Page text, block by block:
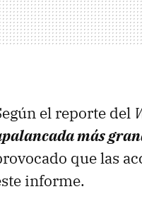
el reporte del
más
que las
informe.